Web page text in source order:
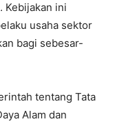
Kebijakan ini
usaha sektor
bagi sebesar-
tentang Tata
Alam dan